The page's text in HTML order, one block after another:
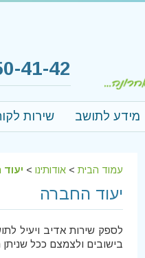
41-42
מידע לתושב שירות
עמוד הבית > אודותינו >
יעוד החברה
לספק שירות אדיב ויעיל
בישובים ולצמצם ככל שניתן